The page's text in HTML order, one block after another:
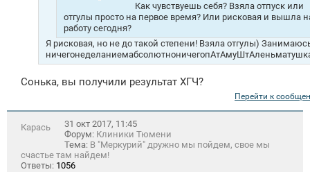
Как чувствуешь себя? Взяла отпуск или
отгулы просто на первое время? Или рисковая и вышла
работу сегодня?
Я рисковая, но не до такой степени! Взяла отгулы)
Сонька, вы получили результат ХГЧ?
Перейти к
Карась
31 окт 2017, 11:45
Форум: Клиники Тюмени
Тема: В "Меркурий" дружно мы пойдем, свое мы
счастье там найдем!
Ответы: 1056